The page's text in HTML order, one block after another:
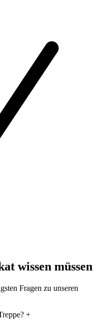
wissen müssen
Fragen zu unseren
+